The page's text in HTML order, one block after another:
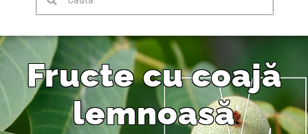
Stoloni căpșuni
Produse
Culturi
Fructe cu coajă
lemnoasă